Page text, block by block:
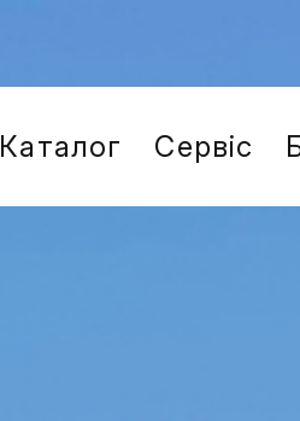
Каталог Сервіс